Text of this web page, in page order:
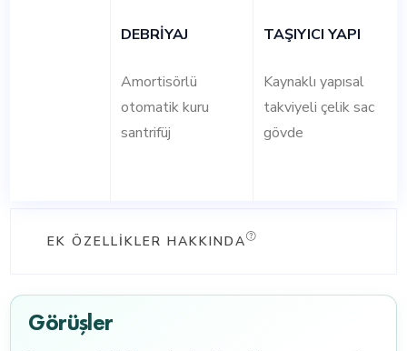
DEBRİYAJ
Amortisörlü
otomatik kuru
santrifüj
TAŞIYICI YAPI
Kaynaklı yapısal
takviyeli çelik sac
gövde
EK ÖZELLIKLER HAKKINDA
Görüşler